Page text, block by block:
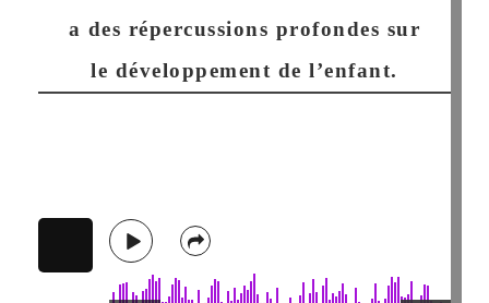
a des répercussions profondes sur
le développement de l’enfant.